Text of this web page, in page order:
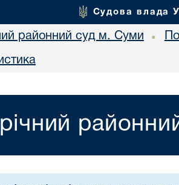
Судова влада
районний суд м. Суми •